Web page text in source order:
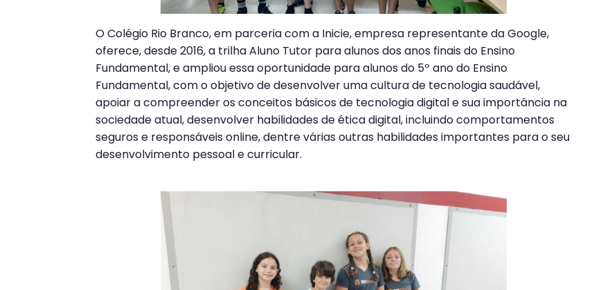
O Colégio Rio Branco, em parceria com a Inicie, empresa representante da Google,
oferece, desde 2016, a trilha Aluno Tutor para alunos dos anos finais do Ensino
Fundamental, e ampliou essa oportunidade para alunos do 5º ano do Ensino
Fundamental, com o objetivo de desenvolver uma cultura de tecnologia saudável,
apoiar a compreender os conceitos básicos de tecnologia digital e sua importância na
sociedade atual, desenvolver habilidades de ética digital, incluindo comportamentos
seguros e responsáveis online, dentre várias outras habilidades importantes para o seu
desenvolvimento pessoal e curricular.